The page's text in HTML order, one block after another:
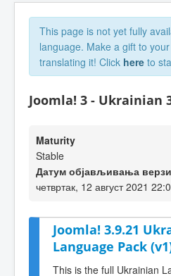
This page is not yet fully
language. Make a gift to
translating it! Click here to
Joomla! 3 - Ukrainian
Maturity
Stable
Датум објављивања
четвртак, 12 август 2021
Joomla! 3.9.21
Language Pack
This is the full Ukrainian